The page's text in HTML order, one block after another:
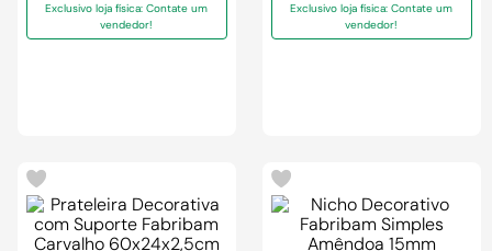
Exclusivo loja física: Contate um
vendedor!
Exclusivo loja física: Contate um
vendedor!